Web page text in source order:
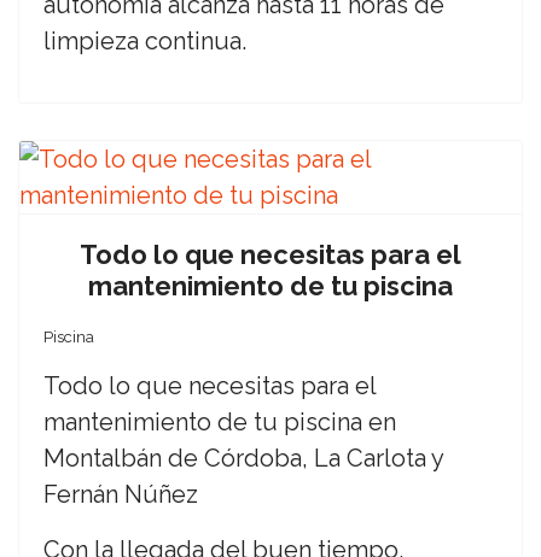
limpieza continua.
Todo lo que necesitas para el
mantenimiento de tu piscina
Piscina
Todo lo que necesitas para el
mantenimiento de tu piscina en
Montalbán de Córdoba, La Carlota y
Fernán Núñez
Con la llegada del buen tiempo,